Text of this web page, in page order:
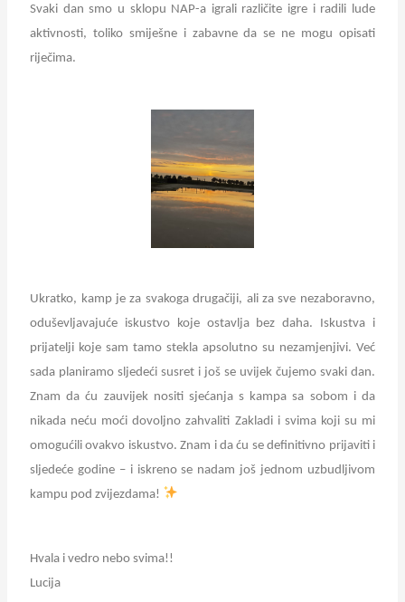
Svaki dan smo u sklopu NAP-a igrali različite igre i radili lude
aktivnosti, toliko smiješne i zabavne da se ne mogu opisati
riječima.
Ukratko, kamp je za svakoga drugačiji, ali za sve nezaboravno,
oduševljavajuće iskustvo koje ostavlja bez daha. Iskustva i
prijatelji koje sam tamo stekla apsolutno su nezamjenjivi. Već
sada planiramo sljedeći susret i još se uvijek čujemo svaki dan.
Znam da ću zauvijek nositi sjećanja s kampa sa sobom i da
nikada neću moći dovoljno zahvaliti Zakladi i svima koji su mi
omogućili ovakvo iskustvo. Znam i da ću se definitivno prijaviti i
sljedeće godine – i iskreno se nadam još jednom uzbudljivom
kampu pod zvijezdama!
Hvala i vedro nebo svima!!
Lucija